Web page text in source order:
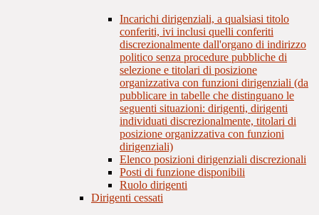
Incarichi dirigenziali, a qualsiasi titolo
conferiti, ivi inclusi quelli conferiti
discrezionalmente dall'organo di indirizzo
politico senza procedure pubbliche di
selezione e titolari di posizione
organizzativa con funzioni dirigenziali (da
pubblicare in tabelle che distinguano le
seguenti situazioni: dirigenti, dirigenti
individuati discrezionalmente, titolari di
posizione organizzativa con funzioni
dirigenziali)
Elenco posizioni dirigenziali discrezionali
Posti di funzione disponibili
Ruolo dirigenti
Dirigenti cessati